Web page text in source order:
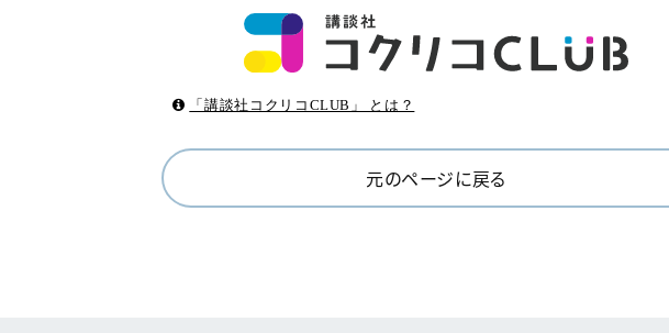
「講談社コクリコCLUB」 とは？
元のページに戻る